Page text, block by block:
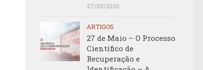
27/05/2026
ARTIGOS
27 de Maio – O Processo
Científico de
Recuperação e